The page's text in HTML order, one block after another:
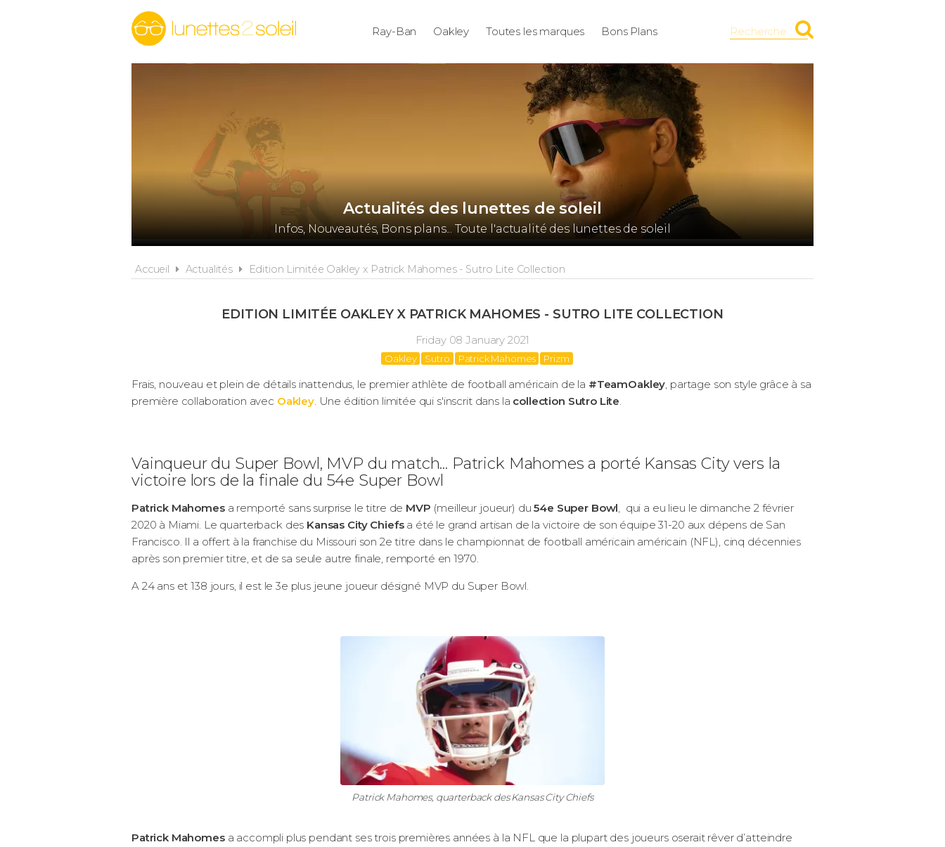
Ray-Ban Oakley Toutes les marques Bons Plans Recherche
Actualités des lunettes de soleil
Infos, Nouveautés, Bons plans... Toute l'actualité des lunettes de soleil
Accueil Actualités Edition Limitée Oakley x Patrick Mahomes - Sutro Lite Collection
EDITION LIMITÉE OAKLEY X PATRICK MAHOMES - SUTRO LITE COLLECTION
Friday 08 January 2021
Oakley Sutro Patrick Mahomes Prizm
Frais, nouveau et plein de détails inattendus, le premier athlète de football américain de la #TeamOakley, partage son style grâce à sa
première collaboration avec Oakley. Une édition limitée qui s'inscrit dans la collection Sutro Lite.
Vainqueur du Super Bowl, MVP du match... Patrick Mahomes a porté Kansas City vers la
victoire lors de la finale du 54e Super Bowl
Patrick Mahomesa remporté sans surprise le titre de MVP (meilleur joueur) du54e Super Bowl, qui a eu lieu le dimanche 2 février
2020 à Miami. Le quarterback des Kansas City Chiefsa été le grand artisan de la victoire de son équipe 31-20 aux dépens de San
Francisco. Il a offert à la franchise du Missouri son 2e titre dans le championnat de football américain américain (NFL), cinq décennies
après son premier titre, et de sa seule autre finale, remporté en 1970.
A 24 ans et 138 jours, il est le 3e plus jeune joueur désigné MVP du Super Bowl.
Patrick Mahomes, quarterback des Kansas City Chiefs
Patrick Mahomesa accompli plus pendant ses trois premières années à la NFL que la plupart des joueurs oserait rêver d’atteindre